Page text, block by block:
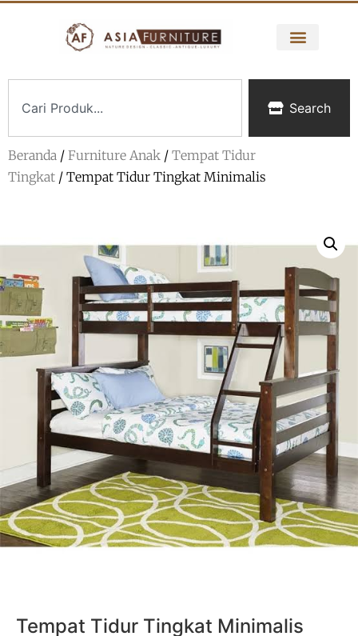
Search
Beranda / Furniture Anak / Tempat Tidur
Tingkat / Tempat Tidur Tingkat Minimalis
Tempat Tidur Tingkat Minimalis